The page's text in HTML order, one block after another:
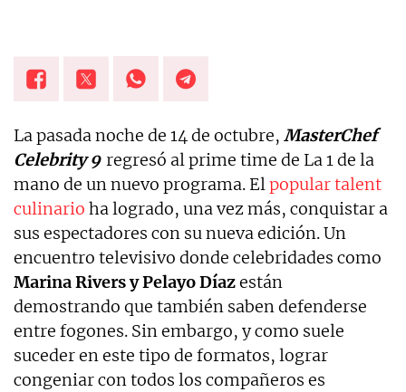
La pasada noche de 14 de octubre, MasterChef
Celebrity 9 regresó al prime time de La 1 de la
mano de un nuevo programa. Elpopular talent
culinario ha logrado, una vez más, conquistar a
sus espectadores con su nueva edición. Un
encuentro televisivo donde celebridades como
Marina Rivers y Pelayo Díazestán
demostrando que también saben defenderse
entre fogones. Sin embargo, y como suele
suceder en este tipo de formatos, lograr
congeniar con todos los compañeros es